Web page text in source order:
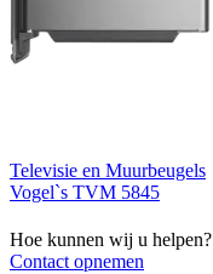
Televisie en Muurbeugels
Vogel`s TVM 5845
Hoe kunnen wij u helpen?
Contact opnemen